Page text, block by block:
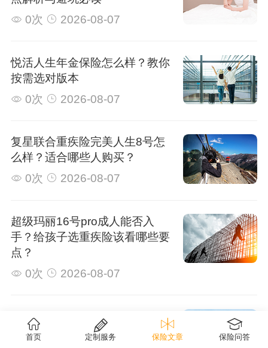
0次
2026-08-07
悦活人生年金保险怎么样？教你
按需选对版本
0次
2026-08-07
复星联合重疾险完美人生8号怎
么样？适合哪些人购买？
0次
2026-08-07
超级玛丽16号pro成人能否入
手？给孩子选重疾险该看哪些要
点？
0次
2026-08-07
大黄蜂17号保险产品解析：它
来自哪家保险公司，性价比如
首页 定制服务 保险文章 保险问答